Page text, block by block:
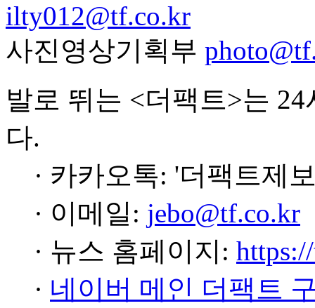
ilty012@tf.co.kr
사진영상기획부
발로 뛰는 <더팩트>는
다.
· 카카오톡: '더팩트제
· 이메일: jebo@tf.co.kr
· 뉴스 홈페이지:
· 네이버 메인 더팩트